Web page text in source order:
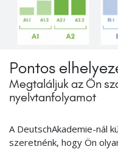
Pontos
Megtaláljuk az Ön
nyelvtanfolyamot
A DeutschAkademie-nál
szeretnénk, hogy Ön